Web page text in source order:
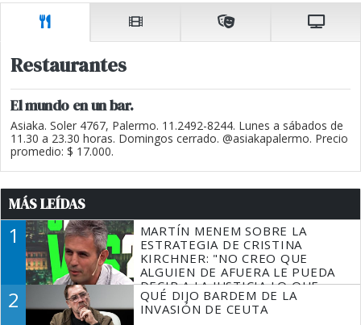
Restaurantes
El mundo en un bar.
Asiaka. Soler 4767, Palermo. 11.2492-8244. Lunes a sábados de
11.30 a 23.30 horas. Domingos cerrado. @asiakapalermo. Precio
promedio: $ 17.000.
MÁS LEÍDAS
1
MARTÍN MENEM SOBRE LA
ESTRATEGIA DE CRISTINA
KIRCHNER: "NO CREO QUE
ALGUIEN DE AFUERA LE PUEDA
DECIR A LA JUSTICIA LO QUE
TIENE QUE HACER"
2
QUÉ DIJO BARDEM DE LA
INVASIÓN DE CEUTA